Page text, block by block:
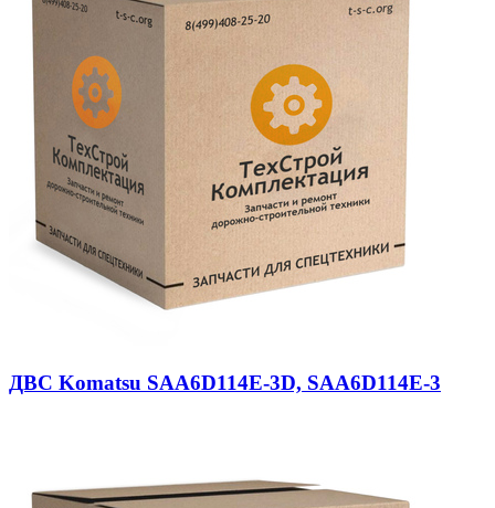
ДВС Komatsu SAA6D114E-3D, SAA6D114E-3